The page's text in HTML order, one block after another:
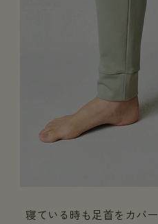
寝ている時も足首をカバー